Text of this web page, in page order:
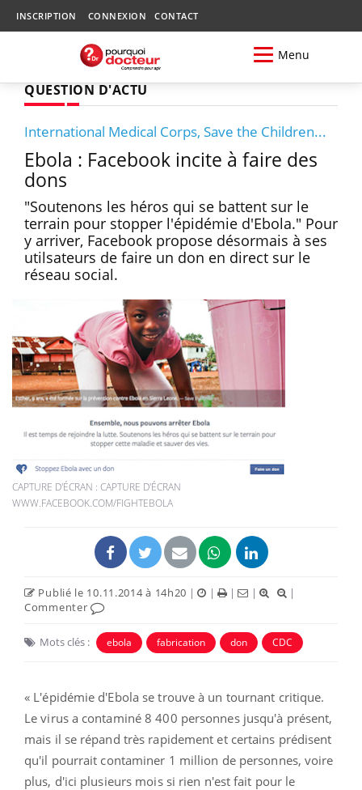
INSCRIPTION CONNEXION CONTACT
Menu
QUESTION D'ACTU
International Medical Corps, Save the Children...
Ebola : Facebook incite à faire des
dons
"Soutenons les héros qui se battent sur le
terrain pour stopper l'épidémie d'Ebola." Pour
y arriver, Facebook propose désormais à ses
utilsateurs de faire un don en direct sur le
réseau social.
CAPTURE D'ÉCRAN : CAPTURE D'ÉCRAN
WWW.FACEBOOK.COM/FIGHTEBOLA
Publié le 10.11.2014 à 14h20 | | | |
|
Commenter
Mots clés : ebola fabrication don CDC
« L'épidémie d'Ebola se trouve à un tournant critique.
Le virus a contaminé 8 400 personnes jusqu'à présent,
mais il se répand très rapidement et certains prédisent
qu'il pourrait contaminer 1 million de personnes, voire
plus, d'ici plusieurs mois si rien n'est fait pour le